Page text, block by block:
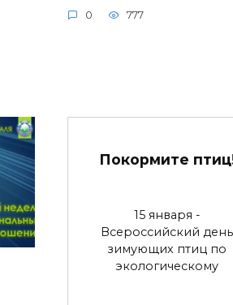
0 777
Покормите
15 января -
Всероссийский день
зимующих птиц по
экологическому